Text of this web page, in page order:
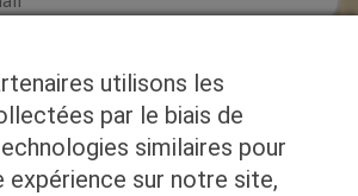
utilisons les
par le biais de
similaires pour
sur notre site,